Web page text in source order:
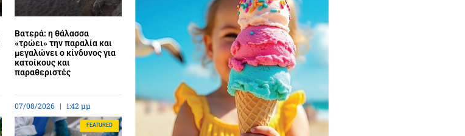
Βατερά: η θάλασσα
«τρώει» την παραλία και
μεγαλώνει ο κίνδυνος για
κατοίκους και
παραθεριστές
07/08/2026 1:42 μμ
FEATURED